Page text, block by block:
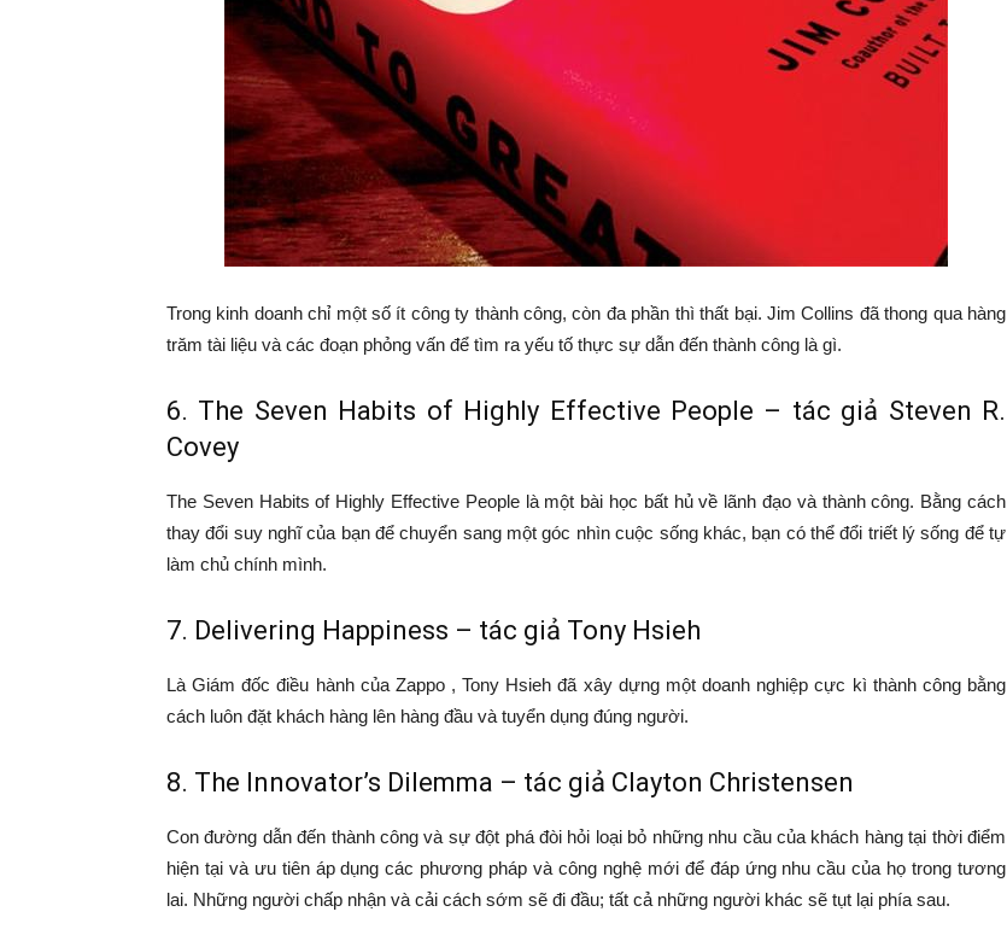
Trong kinh doanh chỉ một số ít công ty thành công, còn đa phần thì thất bại. Jim Collins đã thong qua hàng
trăm tài liệu và các đoạn phỏng vấn để tìm ra yếu tố thực sự dẫn đến thành công là gì.
6. The Seven Habits of Highly Effective People – tác giả Steven R.
Covey
The Seven Habits of Highly Effective People là một bài học bất hủ về lãnh đạo và thành công. Bằng cách
thay đổi suy nghĩ của bạn để chuyển sang một góc nhìn cuộc sống khác, bạn có thể đổi triết lý sống để tự
làm chủ chính mình.
7. Delivering Happiness – tác giả Tony Hsieh
Là Giám đốc điều hành của Zappo , Tony Hsieh đã xây dựng một doanh nghiệp cực kì thành công bằng
cách luôn đặt khách hàng lên hàng đầu và tuyển dụng đúng người.
8. The Innovator’s Dilemma – tác giả Clayton Christensen
Con đường dẫn đến thành công và sự đột phá đòi hỏi loại bỏ những nhu cầu của khách hàng tại thời điểm
hiện tại và ưu tiên áp dụng các phương pháp và công nghệ mới để đáp ứng nhu cầu của họ trong tương
lai. Những người chấp nhận và cải cách sớm sẽ đi đầu; tất cả những người khác sẽ tụt lại phía sau.